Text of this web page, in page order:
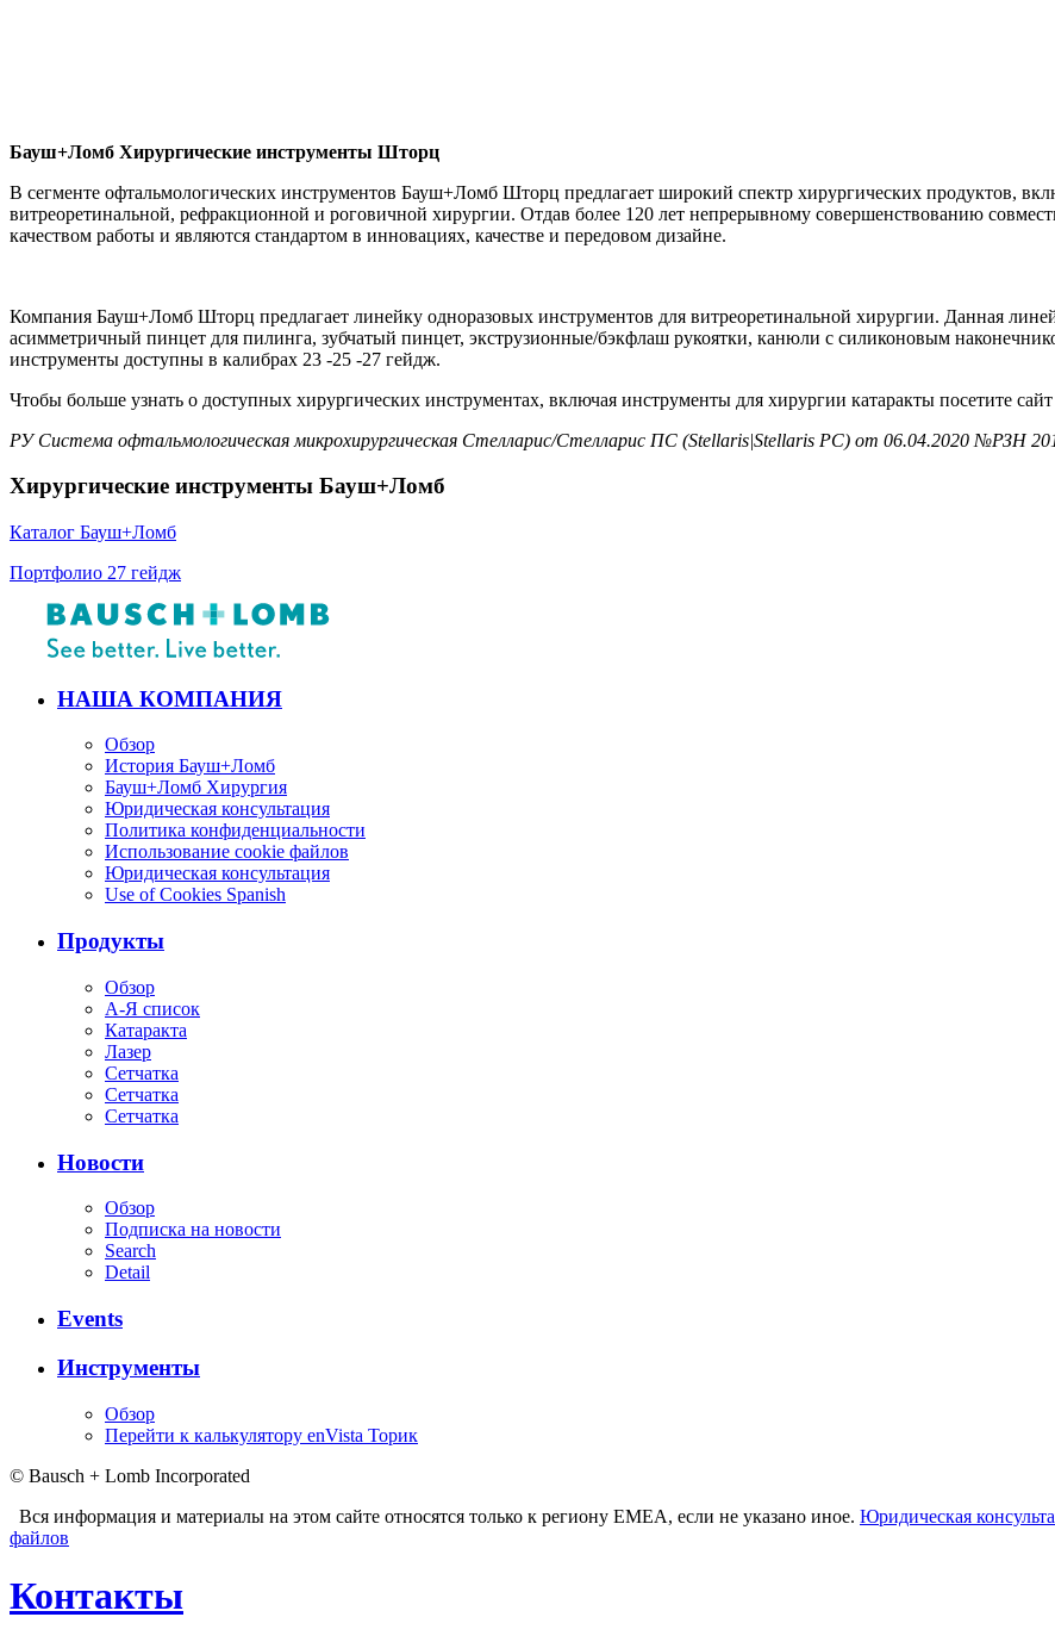
Бауш+Ломб Хирургические инструменты Шторц
В сегменте офтальмологических инструментов Бауш+Ломб Шторц предлагает широкий спектр хирургических продуктов,
витреоретинальной, рефракционной и роговичной хирургии. Отдав более 120 лет непрерывному совершенствованию
качеством работы и являются стандартом в инновациях, качестве и передовом дизайне.
Компания Бауш+Ломб Шторц предлагает линейку одноразовых инструментов для витреоретинальной хирургии. Данная
асимметричный пинцет для пилинга, зубчатый пинцет, экструзионные/бэкфлаш рукоятки, канюли с силиконовым
инструменты доступны в калибрах 23 -25 -27 гейдж.
Чтобы больше узнать о доступных хирургических инструментах, включая инструменты для хирургии катаракты посетите сайт
РУ Система офтальмологическая микрохирургическая Стелларис/Стелларис ПС (Stellaris|Stellaris PC) от 06.04.2020 №РЗН
Хирургические инструменты Бауш+Ломб
Каталог Бауш+Ломб
Портфолио 27 гейдж
НАША КОМПАНИЯ
Обзор
История Бауш+Ломб
Бауш+Ломб Хирургия
Юридическая консультация
Политика конфиденциальности
Использование cookie файлов
Юридическая консультация
Use of Cookies Spanish
Продукты
Обзор
А-Я список
Катаракта
Лазер
Сетчатка
Сетчатка
Сетчатка
Новости
Обзор
Подписка на новости
Search
Detail
Events
Инструменты
Обзор
Перейти к калькулятору enVista Торик
© Bausch + Lomb Incorporated
Вся информация и материалы на этом сайте относятся только к региону EMEA, если не указано иное. Юридическая
файлов
Контакты